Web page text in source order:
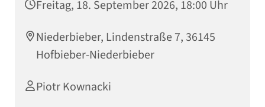
Freitag, 18. September 2026, 18:00 Uhr
Niederbieber, Lindenstraße 7, 36145
Hofbieber-Niederbieber
Piotr Kownacki